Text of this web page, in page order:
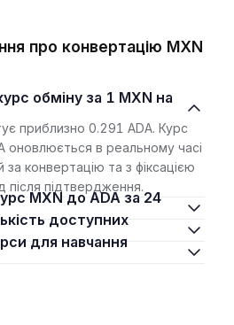
про конвертацію MXN
приблизно 0.291 ADA. Курс
оновлюється в реальному часі
за конвертацію та з фіксацією
після підтвердження.